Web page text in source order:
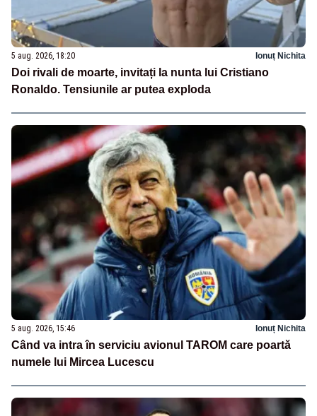
5 aug. 2026, 18:20 Ionuț Nichita
Doi rivali de moarte, invitați la nunta lui Cristiano
Ronaldo. Tensiunile ar putea exploda
5 aug. 2026, 15:46 Ionuț Nichita
Când va intra în serviciu avionul TAROM care poartă
numele lui Mircea Lucescu